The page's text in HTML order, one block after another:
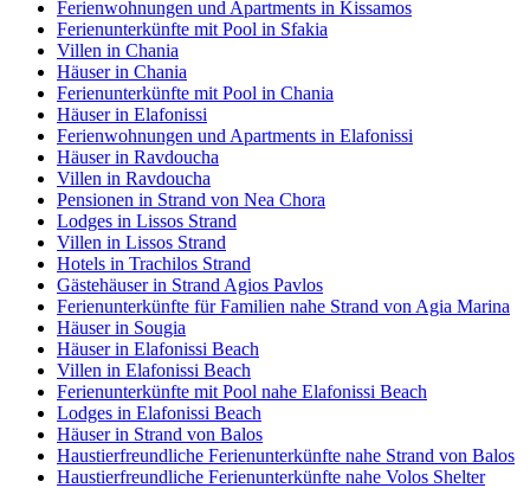
Ferienwohnungen und Apartments in Kissamos
Ferienunterkünfte mit Pool in Sfakia
Villen in Chania
Häuser in Chania
Ferienunterkünfte mit Pool in Chania
Häuser in Elafonissi
Ferienwohnungen und Apartments in Elafonissi
Häuser in Ravdoucha
Villen in Ravdoucha
Pensionen in Strand von Nea Chora
Lodges in Lissos Strand
Villen in Lissos Strand
Hotels in Trachilos Strand
Gästehäuser in Strand Agios Pavlos
Ferienunterkünfte für Familien nahe Strand von Agia Marina
Häuser in Sougia
Häuser in Elafonissi Beach
Villen in Elafonissi Beach
Ferienunterkünfte mit Pool nahe Elafonissi Beach
Lodges in Elafonissi Beach
Häuser in Strand von Balos
Haustierfreundliche Ferienunterkünfte nahe Strand von Balos
Haustierfreundliche Ferienunterkünfte nahe Volos Shelter